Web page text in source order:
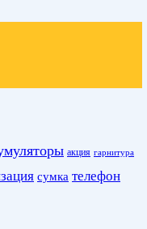
акция гарнитура
сумка телефон